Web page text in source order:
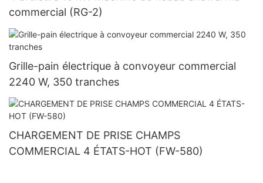
commercial (RG-2)
Grille-pain électrique à convoyeur commercial
2240 W, 350 tranches
CHARGEMENT DE PRISE CHAMPS
COMMERCIAL 4 ÉTATS-HOT (FW-580)